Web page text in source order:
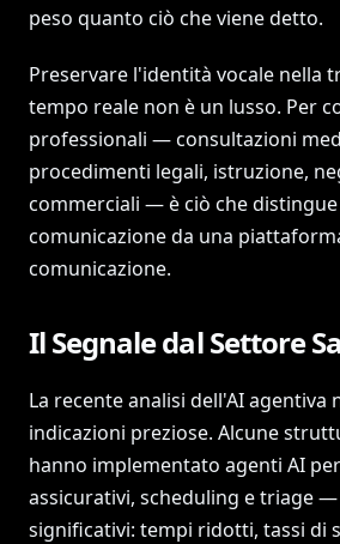
peso quanto ciò che viene detto.
Preservare l'identità vocale nella
tempo reale non è un lusso. Per
professionali — consultazioni
procedimenti legali, istruzione,
commerciali — è ciò che
comunicazione da una
comunicazione.
Il Segnale dal Settore
La recente analisi dell'AI agentiva
indicazioni preziose. Alcune
hanno implementato agenti AI
assicurativi, scheduling e triage
significativi: tempi ridotti, tassi di